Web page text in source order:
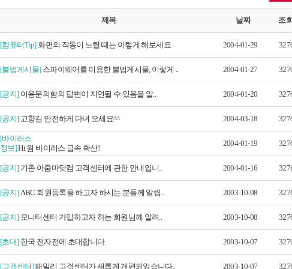
제목 날짜 조
[컴퓨터Tip]화면의 작동이 느릴 때는 이렇게 해보세요 2004-01-29
[불법게시물] 스파이웨어를 이용한 불법게시물, 이렇게 .. 2004-01-27
[공지] 이용문의함의 답변이 지연될 수 있음을 알.. 2004-01-20
[공지] 고향길 안전하게 다녀 오세요^^ 2004-03-18
[바이러스
정보]Hi 웜 바이러스 급속 확산!
2004-01-19
[공지] 기존 아줌마닷컴 고객센터에 관한 안내입니.. 2004-01-16
[공지]ABC 회원등록을 하고자 하시는 분들께 알립.. 2003-10-08
[공지] 모니터센터 가입하고자 하는 회원님께 알려.. 2003-10-08
[초대] 한국 전자전에 초대합니다. 2003-10-07
[고객센터]패밀리 고객센터가 새롭게 개편되었습니다. 2003-10-07